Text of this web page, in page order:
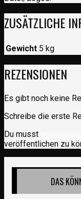
ZUSÄTZLICHE
Gewicht 5 kg
REZENSIONEN
Es gibt noch keine
Schreibe die erste
Du musst
veröffentlichen zu
DAS